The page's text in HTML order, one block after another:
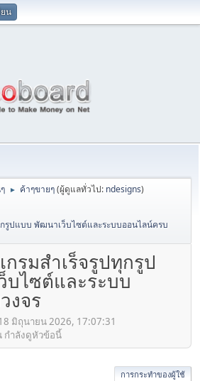
น
► ค้าๆขายๆ(ผู้ดูแลทั่วไป: ndesigns)
กรูปแบบ พัฒนาเว็บไซต์และระบบออนไลน์ครบ
รมสำเร็จรูปทุกรูป
ไซต์และระบบ
งจร
มิถุนายน 2026, 17:07:31
กำลังดูหัวข้อนี้
การกระทำของผู้ใช้